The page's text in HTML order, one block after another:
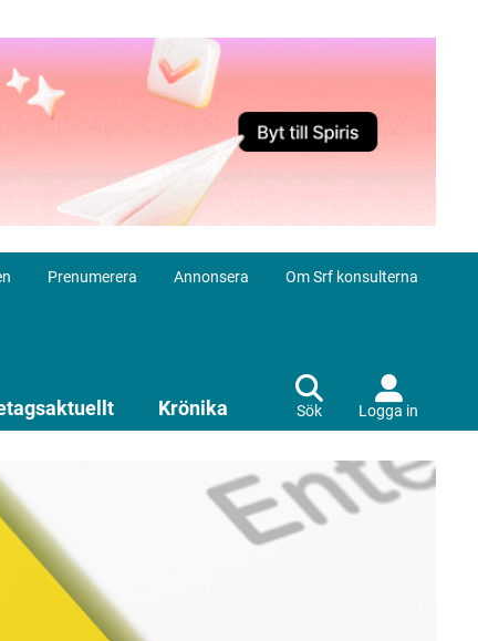
Prenumerera Annonsera Om Srf konsulterna
Krönika Sök Logga in